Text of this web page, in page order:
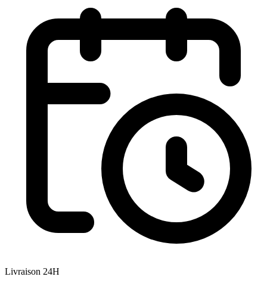
Livraison 24H